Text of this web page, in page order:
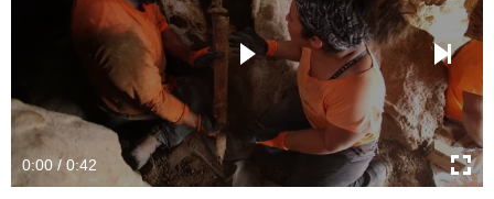
PODCASTY
Newsletter
Cuda Polski
0:00 / 0:42